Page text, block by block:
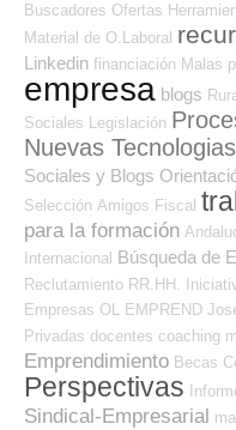
Buscadores Ofertas
Material de O.Laboral
Linkedin financiación Malas
empresa blogs
Sociales Legislación
Nuevas Tecnologias
Sociales y Blogs
Selección Amigos Fiscal
para la formación
Internacional Búsqueda de
Reclutamiento RR.HH.
Empresas OL EMPREND
Privadas docentes coaching
Emprendimiento Becas
Perspectivas
Sindical-Empresarial